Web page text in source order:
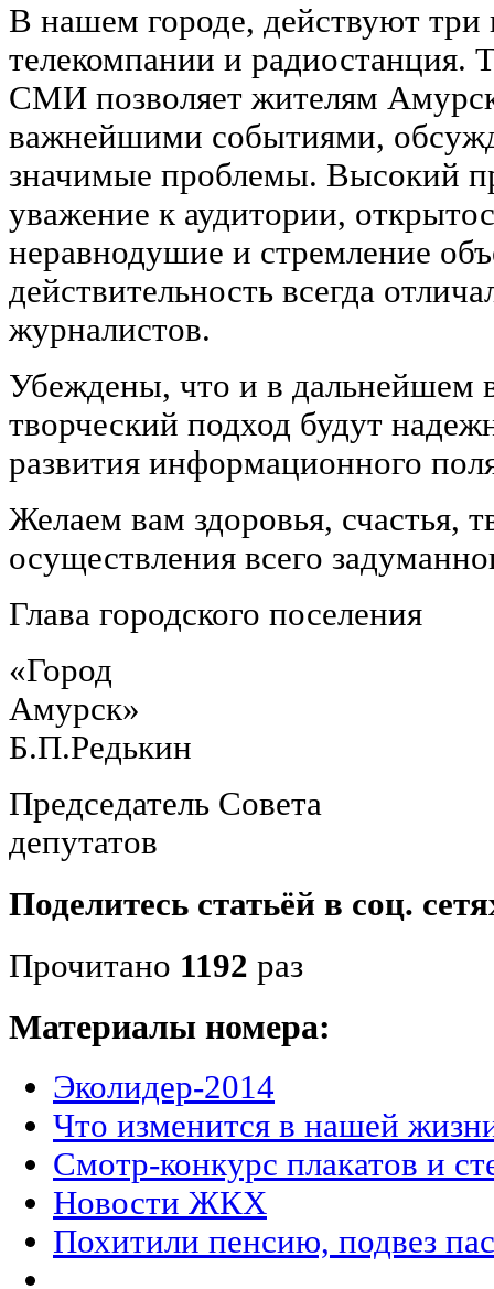
В нашем городе, действуют три
телекомпании и радиостанция.
СМИ позволяет жителям
важнейшими событиями,
значимые проблемы. Высокий
уважение к аудитории,
неравнодушие и стремление
действительность всегда
журналистов.
Убеждены, что и в дальнейшем
творческий подход будут
развития информационного
Желаем вам здоровья, счастья,
осуществления всего
Глава городского поселения
«Город
Б.П.Редькин
Председатель Совета
депутатов Л.Е.
Поделитесь статьёй в соц.
Прочитано 1192 раз
Материалы номера:
Эколидер-2014
Что изменится в нашей
Смотр-конкурс плакатов и
Новости ЖКХ
Похитили пенсию, подвез